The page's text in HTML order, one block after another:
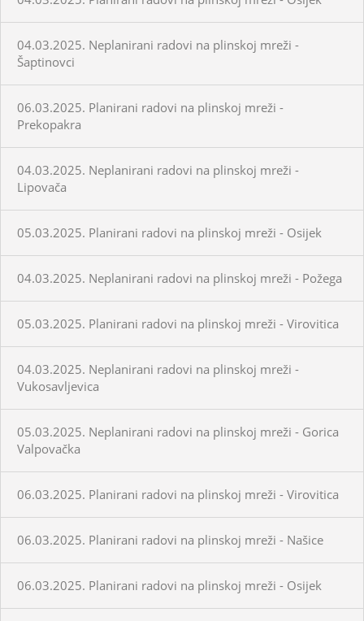
04.03.2025. Neplanirani radovi na plinskoj mreži -
Šaptinovci
06.03.2025. Planirani radovi na plinskoj mreži -
Prekopakra
04.03.2025. Neplanirani radovi na plinskoj mreži -
Lipovača
05.03.2025. Planirani radovi na plinskoj mreži - Osijek
04.03.2025. Neplanirani radovi na plinskoj mreži - Požega
05.03.2025. Planirani radovi na plinskoj mreži - Virovitica
04.03.2025. Neplanirani radovi na plinskoj mreži -
Vukosavljevica
05.03.2025. Neplanirani radovi na plinskoj mreži - Gorica
Valpovačka
06.03.2025. Planirani radovi na plinskoj mreži - Virovitica
06.03.2025. Planirani radovi na plinskoj mreži - Našice
06.03.2025. Planirani radovi na plinskoj mreži - Osijek